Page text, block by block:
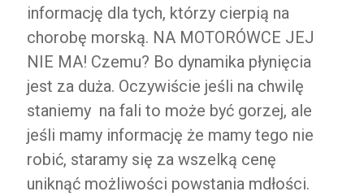
informację dla tych, którzy cierpią na
chorobę morską. NA MOTORÓWCE JEJ
NIE MA! Czemu? Bo dynamika płynięcia
jest za duża. Oczywiście jeśli na chwilę
staniemy na fali to może być gorzej, ale
jeśli mamy informację że mamy tego nie
robić, staramy się za wszelką cenę
uniknąć możliwości powstania mdłości.